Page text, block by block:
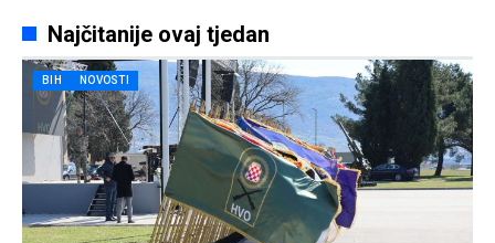
Najčitanije ovaj tjedan
BIH NOVOSTI